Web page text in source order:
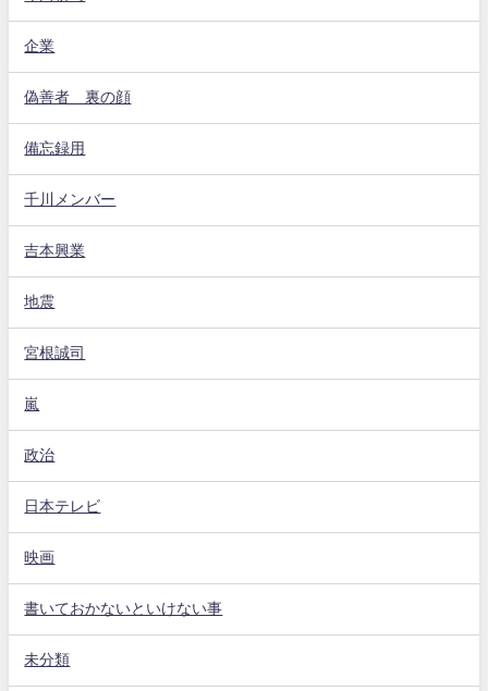
企業
偽善者 裏の顔
備忘録用
千川メンバー
吉本興業
地震
宮根誠司
嵐
政治
日本テレビ
映画
書いておかないといけない事
未分類